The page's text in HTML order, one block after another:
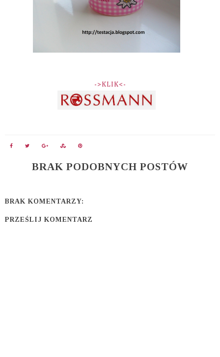
->KLIK<-
BRAK PODOBNYCH POSTÓW
BRAK KOMENTARZY:
PRZEŚLIJ KOMENTARZ